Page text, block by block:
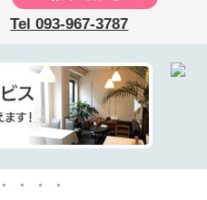
Tel 093-967-3787